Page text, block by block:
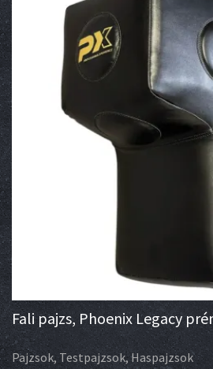
Fali pajzs, Phoenix Legacy
Pajzsok, Testpajzsok, Haspajzsok